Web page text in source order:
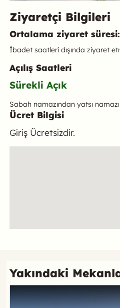
Ziyaretçi Bilgileri
Ortalama ziyaret
İbadet saatleri dışında ziyaret
Açılış Saatleri
Sürekli Açık
Sabah namazından yatsı
Ücret Bilgisi
Giriş Ücretsizdir.
Yakındaki